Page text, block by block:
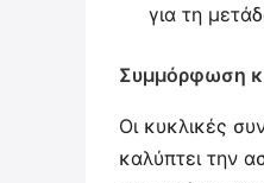
για τη
Συμμόρφωση
Οι κυκλικές
καλύπτει την